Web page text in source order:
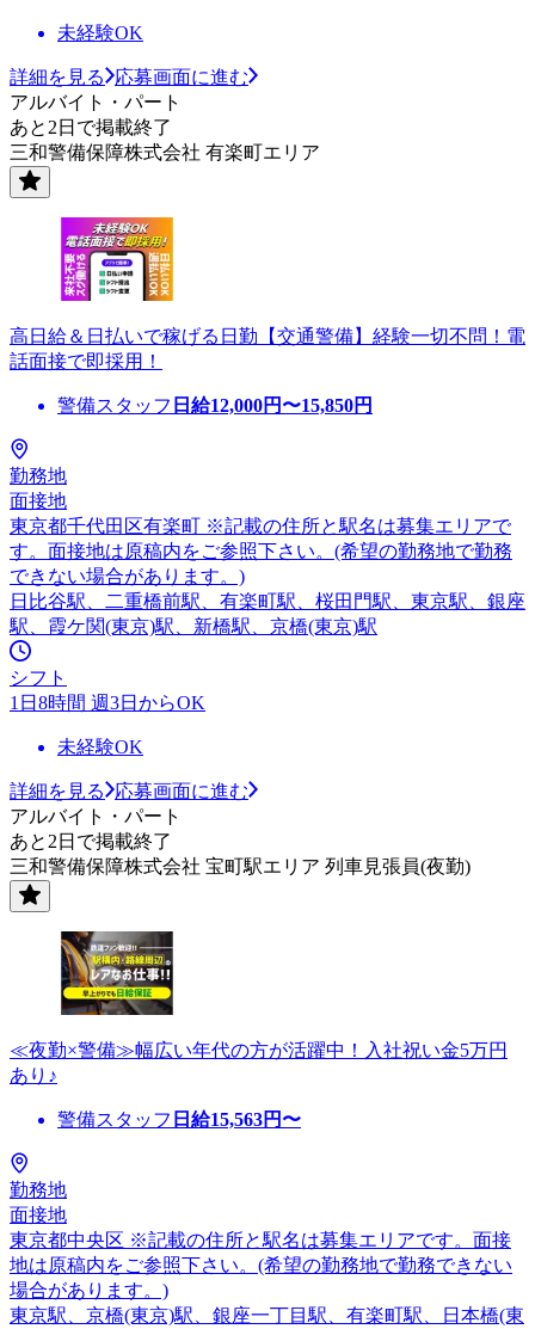
未経験OK
詳細を見る
応募画面に進む
アルバイト・パート
あと2日で掲載終了
三和警備保障株式会社 有楽町エリア
高日給＆日払いで稼げる日勤【交通警備】経験一切不問！電
話面接で即採用！
警備スタッフ 日給12,000円〜15,850円
勤務地
面接地
東京都千代田区有楽町 ※記載の住所と駅名は募集エリアで
す。面接地は原稿内をご参照下さい。(希望の勤務地で勤務
できない場合があります。)
日比谷駅、二重橋前駅、有楽町駅、桜田門駅、東京駅、銀座
駅、霞ケ関(東京)駅、新橋駅、京橋(東京)駅
シフト
1日8時間 週3日からOK
未経験OK
詳細を見る
応募画面に進む
アルバイト・パート
あと2日で掲載終了
三和警備保障株式会社 宝町駅エリア 列車見張員(夜勤)
≪夜勤×警備≫幅広い年代の方が活躍中！入社祝い金5万円
あり♪
警備スタッフ 日給15,563円〜
勤務地
面接地
東京都中央区 ※記載の住所と駅名は募集エリアです。面接
地は原稿内をご参照下さい。(希望の勤務地で勤務できない
場合があります。)
東京駅、京橋(東京)駅、銀座一丁目駅、有楽町駅、日本橋(東